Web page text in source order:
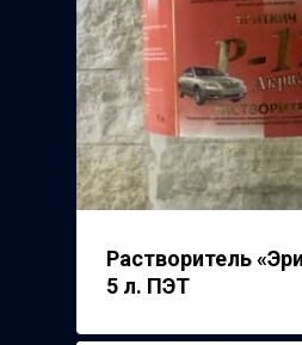
Растворитель
5 л. ПЭТ